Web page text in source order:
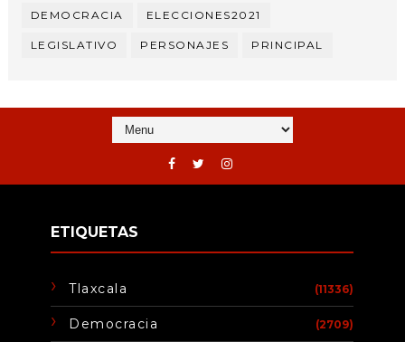
DEMOCRACIA ELECCIONES2021
LEGISLATIVO PERSONAJES PRINCIPAL
ETIQUETAS
Tlaxcala (11336)
Democracia (2709)